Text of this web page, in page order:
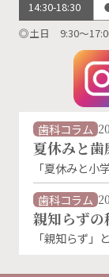
14:30-18:30
◎土日 9:30～
歯科コラム
夏休みと歯
「夏休みと小
り、生活リズ
になります。
ら」「外に出
るものです。
動しています
歯科コラム
親知らずの
「親知らず」